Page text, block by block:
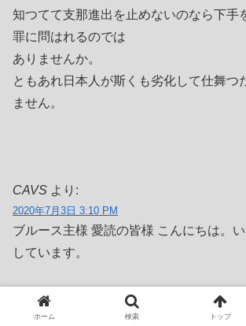
知つてて支那進出を止めないのなら下手
罪に問はれるのでは
ありませんか。
ともあれ日本人が斯くも劣化して仕舞つ
ません。
CAVS より:
2020年7月3日 3:10 PM
ブルース主様 愛読の皆様 こんにちは。
しています。
選挙当選には三つのバンがいるといいま
ん)・鞄(かばん)・地盤(じばん)の三つで
ホーム 検索 トップ